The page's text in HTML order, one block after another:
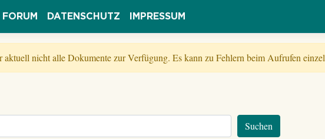
FORUM DATENSCHUTZ IMPRESSUM
nicht alle Dokumente zur Verfügung. Es kann zu Fehlern beim Aufrufen
Suchen